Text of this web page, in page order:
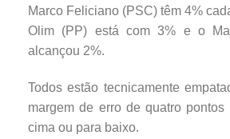
Marco Feliciano (PSC) têm 4%
Olim (PP) está com 3% e o
alcançou 2%.
Todos estão tecnicamente
margem de erro de quatro pontos
cima ou para baixo.